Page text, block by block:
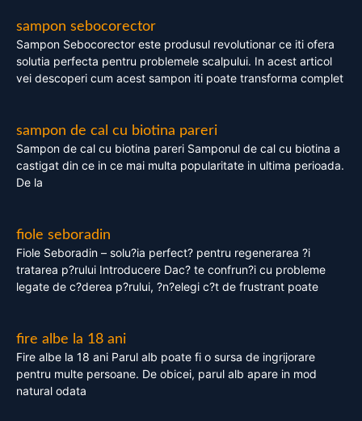
sampon sebocorector
Sampon Sebocorector este produsul revolutionar ce iti ofera
solutia perfecta pentru problemele scalpului. In acest articol
vei descoperi cum acest sampon iti poate transforma complet
sampon de cal cu biotina pareri
Sampon de cal cu biotina pareri Samponul de cal cu biotina a
castigat din ce in ce mai multa popularitate in ultima perioada.
De la
fiole seboradin
Fiole Seboradin – solu?ia perfect? pentru regenerarea ?i
tratarea p?rului Introducere Dac? te confrun?i cu probleme
legate de c?derea p?rului, ?n?elegi c?t de frustrant poate
fire albe la 18 ani
Fire albe la 18 ani Parul alb poate fi o sursa de ingrijorare
pentru multe persoane. De obicei, parul alb apare in mod
natural odata